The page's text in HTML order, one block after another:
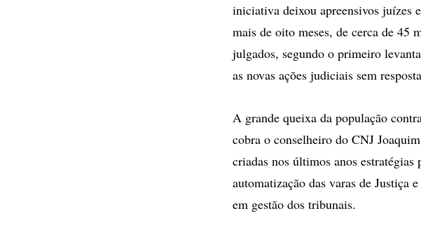
iniciativa deixou apreensivos juízes
mais de oito meses, de cerca de 45
julgados, segundo o primeiro
as novas ações judiciais sem
A grande queixa da população
cobra o conselheiro do CNJ
criadas nos últimos anos
automatização das varas de Justiça
em gestão dos tribunais.